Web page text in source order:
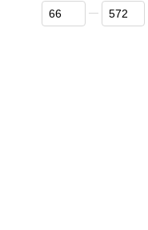
От Цена, грн
До Цена, грн